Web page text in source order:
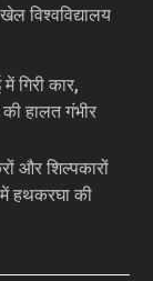
विश्वविद्यालय
गिरी कार,
की हालत गंभीर
और शिल्पकारों
हथकरघा की